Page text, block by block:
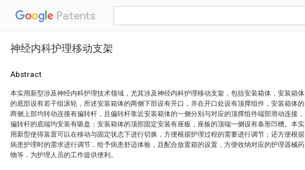
Patents
神经内科护理移动支架
Abstract
本实用新型涉及神经内科护理技术领域，尤其涉及神经内科护理移动支架，包括安装箱体，安装箱体
的底部设有若干组滚轮，所述安装箱体的两侧下部设有开口，并在开口处设有顶撑组件，安装箱体的
两侧上部均转动连接有偏转杆，且偏转杆靠近安装箱体的一侧分别与对应的顶撑组件端部滑动连接，
偏转杆的底端均安装有吸盘；安装箱体的顶部固定安装有座板，座板的顶端一侧设有条形凹槽。本实
用新型使得装置可以在移动与固定状态下进行切换，方便根据护理过程的需要进行调节；还方便根据
病患护理时的需求进行调节，给予病患舒适体验，且配合放置箱的设置，方便收纳对应的护理器械药
物等，为护理人员的工作提供便利。